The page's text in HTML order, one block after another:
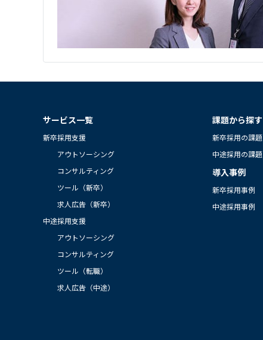
サービス一覧
新卒採用支援
アウトソーシング
コンサルティング
ツール（新卒）
求人広告（新卒）
中途採用支援
アウトソーシング
コンサルティング
ツール（転職）
求人広告（中途）
課題から探す
新卒採用の課題
中途採用の課題
導入事例
新卒採用事例
中途採用事例